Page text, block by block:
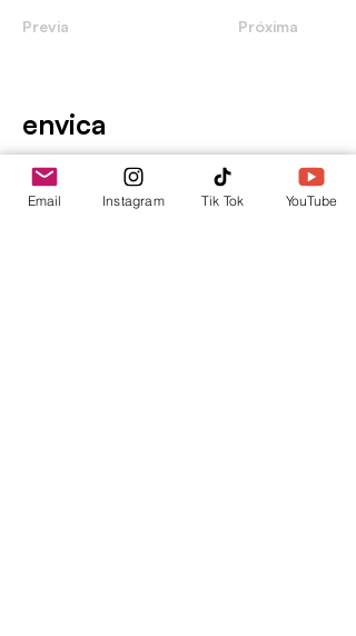
Previa Próxima
envica
Tu punto de información.
Email Instagram Tik Tok YouTube